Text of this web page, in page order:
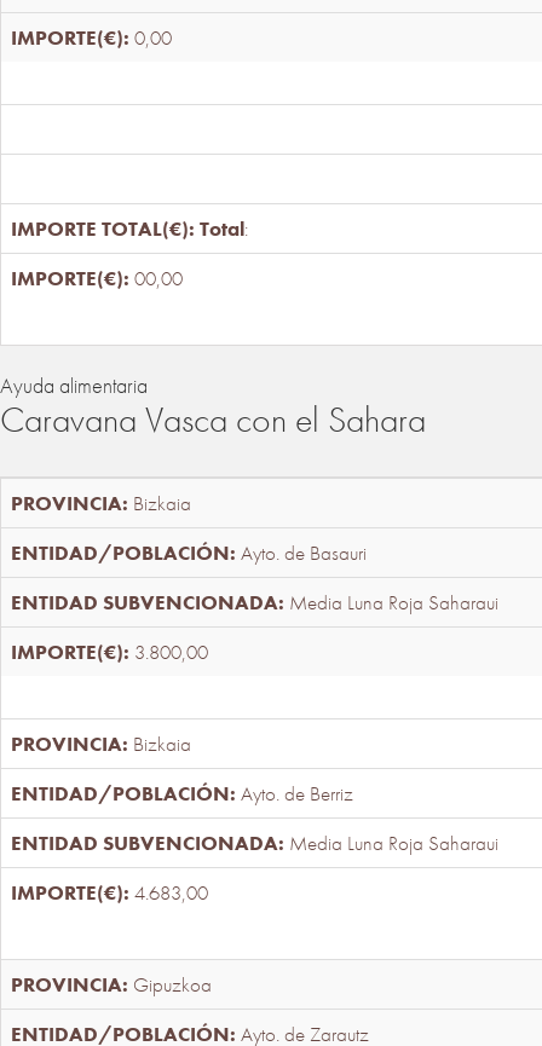
0,00
Total:
00,00
Ayuda alimentaria
Caravana Vasca con el Sahara
Bizkaia
Ayto. de Basauri
Media Luna Roja Saharaui
3.800,00
Bizkaia
Ayto. de Berriz
Media Luna Roja Saharaui
4.683,00
Gipuzkoa
Ayto. de Zarautz